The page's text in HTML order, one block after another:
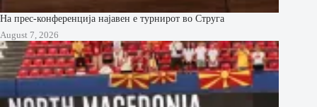
На прес-конференција најавен е турнирот во Струга
August 7, 2026